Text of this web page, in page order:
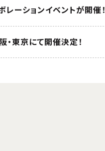
ーションイベントが開催！
東京にて開催決定！